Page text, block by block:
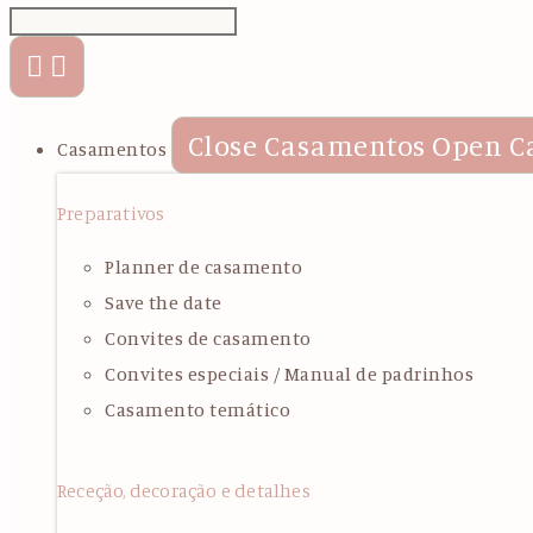
Casamentos Close Casamentos Open
Preparativos
Planner de casamento
Save the date
Convites de casamento
Convites especiais / Manual de padrinhos
Casamento temático
Receção, decoração e detalhes